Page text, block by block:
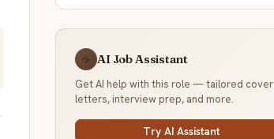
☕ AI Job Assistant
Get AI help with this role — tailored cover
letters, interview prep, and more.
Try AI Assistant